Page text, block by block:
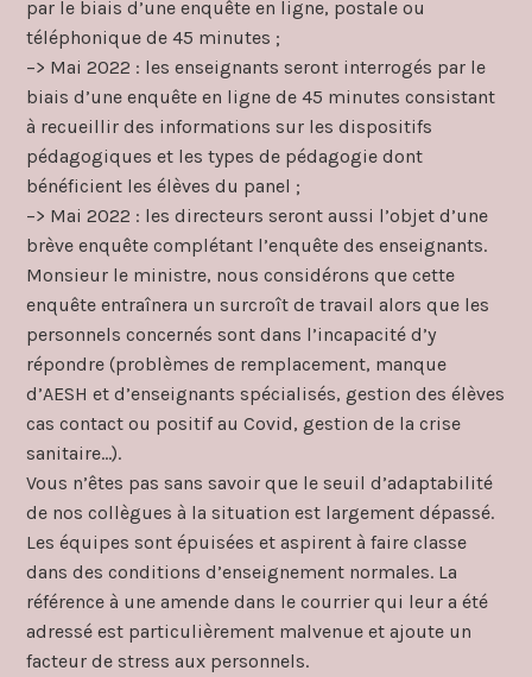
par le biais d’une enquête en ligne, postale ou
téléphonique de 45 minutes ;
–> Mai 2022 : les enseignants seront interrogés par le
biais d’une enquête en ligne de 45 minutes consistant
à recueillir des informations sur les dispositifs
pédagogiques et les types de pédagogie dont
bénéficient les élèves du panel ;
–> Mai 2022 : les directeurs seront aussi l’objet d’une
brève enquête complétant l’enquête des enseignants.
Monsieur le ministre, nous considérons que cette
enquête entraînera un surcroît de travail alors que les
personnels concernés sont dans l’incapacité d’y
répondre (problèmes de remplacement, manque
d’AESH et d’enseignants spécialisés, gestion des élèves
cas contact ou positif au Covid, gestion de la crise
sanitaire…).
Vous n’êtes pas sans savoir que le seuil d’adaptabilité
de nos collègues à la situation est largement dépassé.
Les équipes sont épuisées et aspirent à faire classe
dans des conditions d’enseignement normales. La
référence à une amende dans le courrier qui leur a été
adressé est particulièrement malvenue et ajoute un
facteur de stress aux personnels.